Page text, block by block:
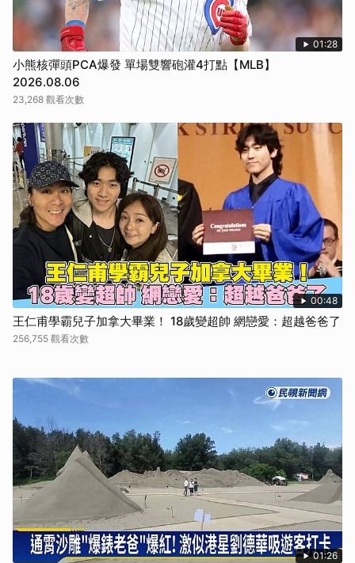
01:28
小熊核彈頭PCA爆發 單場雙響砲灌4打點【MLB】
2026.08.06
23,268 觀看次數
00:48
王仁甫學霸兒子加拿大畢業！ 18歲變超帥 網戀愛：超越爸爸了
256,755 觀看次數
01:26